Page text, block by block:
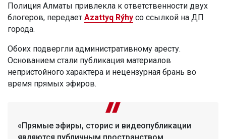
Полиция Алматы привлекла к ответственности двух
блогеров, передает Azattyq Rýhy со ссылкой на ДП
города.
Обоих подвергли административному аресту.
Основанием стали публикация материалов
непристойного характера и нецензурная брань во
время прямых эфиров.
«Прямые эфиры, сторис и видеопубликации